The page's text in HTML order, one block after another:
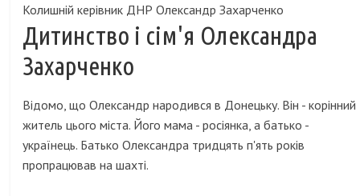
Колишній керівник ДНР Олександр Захарченко
Дитинство і сім'я Олександра
Захарченко
Відомо, що Олександр народився в Донецьку. Він - корінний
житель цього міста. Його мама - росіянка, а батько -
українець. Батько Олександра тридцять п'ять років
пропрацював на шахті.